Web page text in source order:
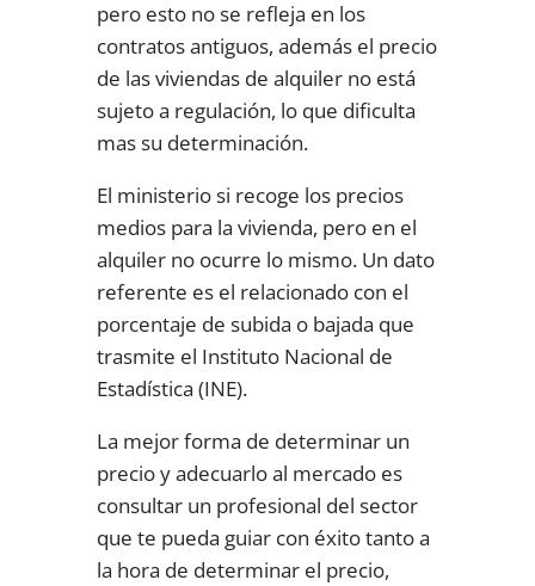
pero esto no se refleja en los
contratos antiguos, además el precio
de las viviendas de alquiler no está
sujeto a regulación, lo que dificulta
mas su determinación.
El ministerio si recoge los precios
medios para la vivienda, pero en el
alquiler no ocurre lo mismo. Un dato
referente es el relacionado con el
porcentaje de subida o bajada que
trasmite el Instituto Nacional de
Estadística (INE).
La mejor forma de determinar un
precio y adecuarlo al mercado es
consultar un profesional del sector
que te pueda guiar con éxito tanto a
la hora de determinar el precio,